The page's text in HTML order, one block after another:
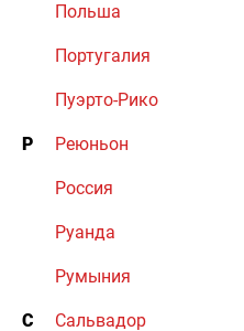
Польша
Португалия
Пуэрто-Рико
Р Реюньон
Россия
Руанда
Румыния
С Сальвадор